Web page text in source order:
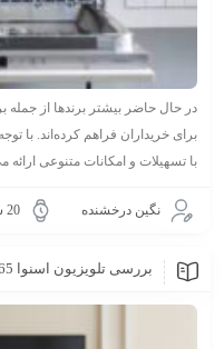
در حال حاضر بیشتر برندها از جمله
برای خریداران فراهم کرده‌اند. با
با تسهیلات و امکانات متنوعی
نگین درخشنده 20 شهریور 1404
بررسی تلویزیون اسنوا 65 اینچ